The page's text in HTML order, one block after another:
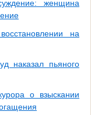
женщина
на
наказал пьяного
о взыскании